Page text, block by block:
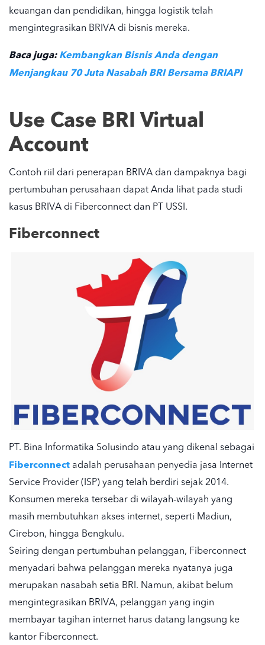
keuangan dan pendidikan, hingga logistik telah
mengintegrasikan BRIVA di bisnis mereka.
Baca juga:Kembangkan Bisnis Anda dengan
Menjangkau 70 Juta Nasabah BRI Bersama BRIAPI
Use Case BRI Virtual
Account
Contoh riil dari penerapan BRIVA dan dampaknya bagi
pertumbuhan perusahaan dapat Anda lihat pada studi
kasus BRIVA di Fiberconnect dan PT USSI.
Fiberconnect
PT. Bina Informatika Solusindo atau yang dikenal sebagai
Fiberconnect adalah perusahaan penyedia jasa Internet
Service Provider (ISP) yang telah berdiri sejak 2014.
Konsumen mereka tersebar di wilayah-wilayah yang
masih membutuhkan akses internet, seperti Madiun,
Cirebon, hingga Bengkulu.
Seiring dengan pertumbuhan pelanggan, Fiberconnect
menyadari bahwa pelanggan mereka nyatanya juga
merupakan nasabah setia BRI. Namun, akibat belum
mengintegrasikan BRIVA, pelanggan yang ingin
membayar tagihan internet harus datang langsung ke
kantor Fiberconnect.